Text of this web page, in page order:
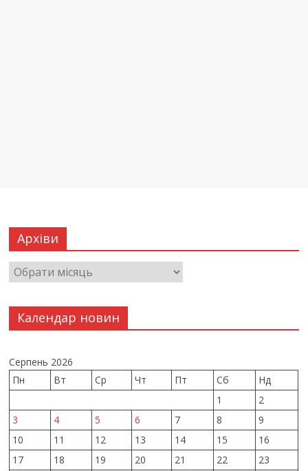
Архіви
Календар новин
Серпень 2026
Пн
Вт Ср Чт Пт Сб
Нд
1
2
3
4 5 6 7 8
9
10
11 12 13 14 15
16
17
18 19 20 21 22
23